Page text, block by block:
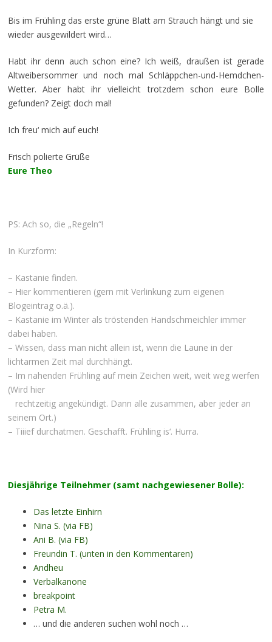
Bis im Frühling das erste grüne Blatt am Strauch hängt und sie
wieder ausgewildert wird…
Habt ihr denn auch schon eine? Ich weiß, draußen ist gerade
Altweibersommer und noch mal Schläppchen-und-Hemdchen-
Wetter. Aber habt ihr vielleicht trotzdem schon eure Bolle
gefunden? Zeigt doch mal!
Ich freu‘ mich auf euch!
Frisch polierte Grüße
Eure Theo
PS: Ach so, die „Regeln“!
In Kurzform:
– Kastanie finden.
– Hier kommentieren (gern mit Verlinkung zum eigenen
Blogeintrag o.ä.).
– Kastanie im Winter als tröstenden Handschmeichler immer
dabei haben.
– Wissen, dass man nicht allein ist, wenn die Laune in der
lichtarmen Zeit mal durchhängt.
– Im nahenden Frühling auf mein Zeichen weit, weit weg werfen
(Wird hier
rechtzeitig angekündigt. Dann alle zusammen, aber jeder an
seinem Ort.)
– Tiiief durchatmen. Geschafft. Frühling is‘. Hurra.
Diesjährige Teilnehmer (samt nachgewiesener Bolle):
Das letzte Einhirn
Nina S. (via FB)
Ani B. (via FB)
Freundin T. (unten in den Kommentaren)
Andheu
Verbalkanone
breakpoint
Petra M.
… und die anderen suchen wohl noch …